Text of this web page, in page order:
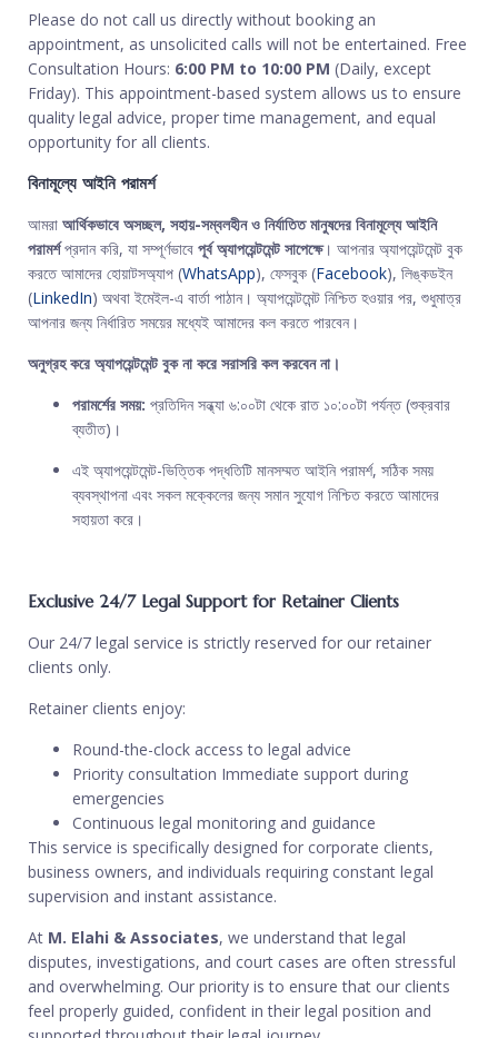
Please do not call us directly without booking an
appointment, as unsolicited calls will not be entertained. Free
Consultation Hours: 6:00 PM to 10:00 PM (Daily, except
Friday). This appointment-based system allows us to ensure
quality legal advice, proper time management, and equal
opportunity for all clients.
বিনামূল্যে আইনি পরামর্শ
আমরা আর্থিকভাবে অসচ্ছল, সহায়-সম্বলহীন ও নির্যাতিত মানুষদের বিনামূল্যে আইনি
পরামর্শপ্রদান করি, যা সম্পূর্ণভাবে পূর্ব অ্যাপয়েন্টমেন্ট সাপেক্ষে। আপনার অ্যাপয়েন্টমেন্ট বুক
করতে আমাদের হোয়াটসঅ্যাপ (WhatsApp), ফেসবুক (Facebook), লিঙ্কডইন
(LinkedIn) অথবা ইমেইল-এ বার্তা পাঠান। অ্যাপয়েন্টমেন্ট নিশ্চিত হওয়ার পর, শুধুমাত্র
আপনার জন্য নির্ধারিত সময়ের মধ্যেই আমাদের কল করতে পারবেন।
অনুগ্রহ করে অ্যাপয়েন্টমেন্ট বুক না করে সরাসরি কল করবেন না।
পরামর্শের সময়: প্রতিদিন সন্ধ্যা ৬:০০টা থেকে রাত ১০:০০টা পর্যন্ত (শুক্রবার
ব্যতীত)।
এই অ্যাপয়েন্টমেন্ট-ভিত্তিক পদ্ধতিটি মানসম্মত আইনি পরামর্শ, সঠিক সময়
ব্যবস্থাপনা এবং সকল মক্কেলের জন্য সমান সুযোগ নিশ্চিত করতে আমাদের
সহায়তা করে।
Exclusive 24/7 Legal Support for Retainer Clients
Our 24/7 legal service is strictly reserved for our retainer
clients only.
Retainer clients enjoy:
Round-the-clock access to legal advice
Priority consultation Immediate support during
emergencies
Continuous legal monitoring and guidance
This service is specifically designed for corporate clients,
business owners, and individuals requiring constant legal
supervision and instant assistance.
At M. Elahi & Associates, we understand that legal
disputes, investigations, and court cases are often stressful
and overwhelming. Our priority is to ensure that our clients
feel properly guided, confident in their legal position and